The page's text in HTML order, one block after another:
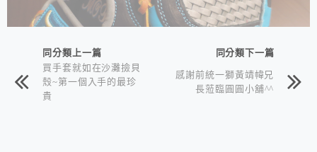
同分類上一篇
買手套就如在沙灘撿貝
殼~第一個入手的最珍
貴
同分類下一篇
感謝前統一獅黃靖幃兄
長蒞臨圓圓小舖^^